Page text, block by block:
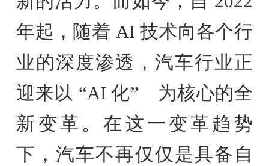
年起，随着 AI 技术向各个行
业的深度渗透，汽车行业正
迎来以 “AI 化” 为核心的全
新变革。在这一变革趋势
下，汽车不再仅仅是具备自